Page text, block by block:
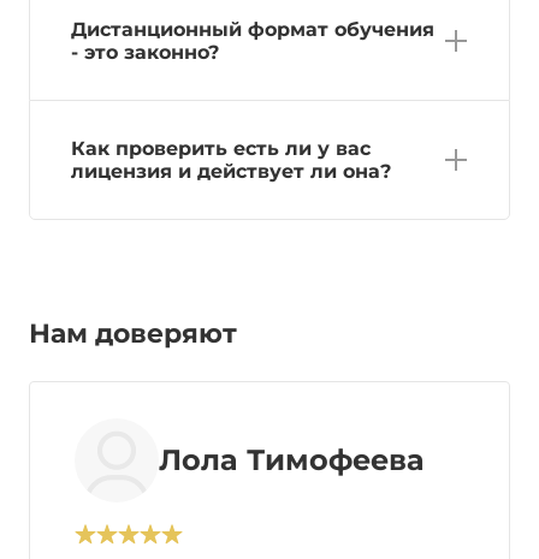
Дистанционный формат обучения
- это законно?
Как проверить есть ли у вас
лицензия и действует ли она?
Нам доверяют
Лола Тимофеева